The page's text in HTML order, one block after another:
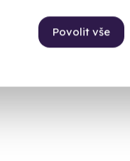
Povolit vše